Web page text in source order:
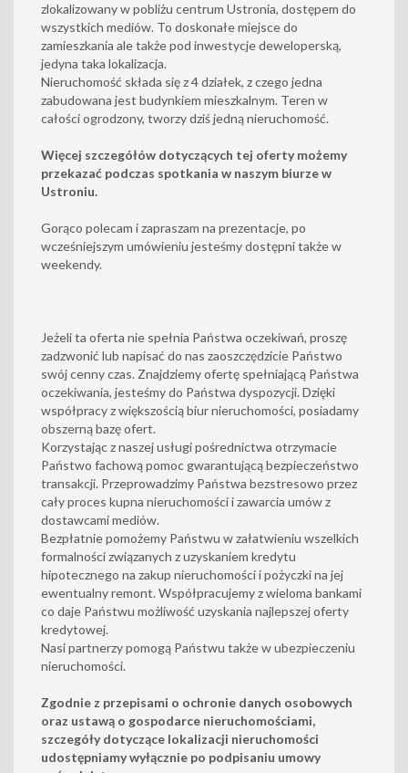
zlokalizowany w pobliżu centrum Ustronia, dostępem do
wszystkich mediów. To doskonałe miejsce do
zamieszkania ale także pod inwestycje deweloperską,
jedyna taka lokalizacja.
Nieruchomość składa się z 4 działek, z czego jedna
zabudowana jest budynkiem mieszkalnym. Teren w
całości ogrodzony, tworzy dziś jedną nieruchomość.
Więcej szczegółów dotyczących tej oferty możemy
przekazać podczas spotkania w naszym biurze w
Ustroniu.
Gorąco polecam i zapraszam na prezentacje, po
wcześniejszym umówieniu jesteśmy dostępni także w
weekendy.
Jeżeli ta oferta nie spełnia Państwa oczekiwań, proszę
zadzwonić lub napisać do nas zaoszczędzicie Państwo
swój cenny czas. Znajdziemy ofertę spełniającą Państwa
oczekiwania, jesteśmy do Państwa dyspozycji. Dzięki
współpracy z większością biur nieruchomości, posiadamy
obszerną bazę ofert.
Korzystając z naszej usługi pośrednictwa otrzymacie
Państwo fachową pomoc gwarantującą bezpieczeństwo
transakcji. Przeprowadzimy Państwa bezstresowo przez
cały proces kupna nieruchomości i zawarcia umów z
dostawcami mediów.
Bezpłatnie pomożemy Państwu w załatwieniu wszelkich
formalności związanych z uzyskaniem kredytu
hipotecznego na zakup nieruchomości i pożyczki na jej
ewentualny remont. Współpracujemy z wieloma bankami
co daje Państwu możliwość uzyskania najlepszej oferty
kredytowej.
Nasi partnerzy pomogą Państwu także w ubezpieczeniu
nieruchomości.
Zgodnie z przepisami o ochronie danych osobowych
oraz ustawą o gospodarce nieruchomościami,
szczegóły dotyczące lokalizacji nieruchomości
udostępniamy wyłącznie po podpisaniu umowy